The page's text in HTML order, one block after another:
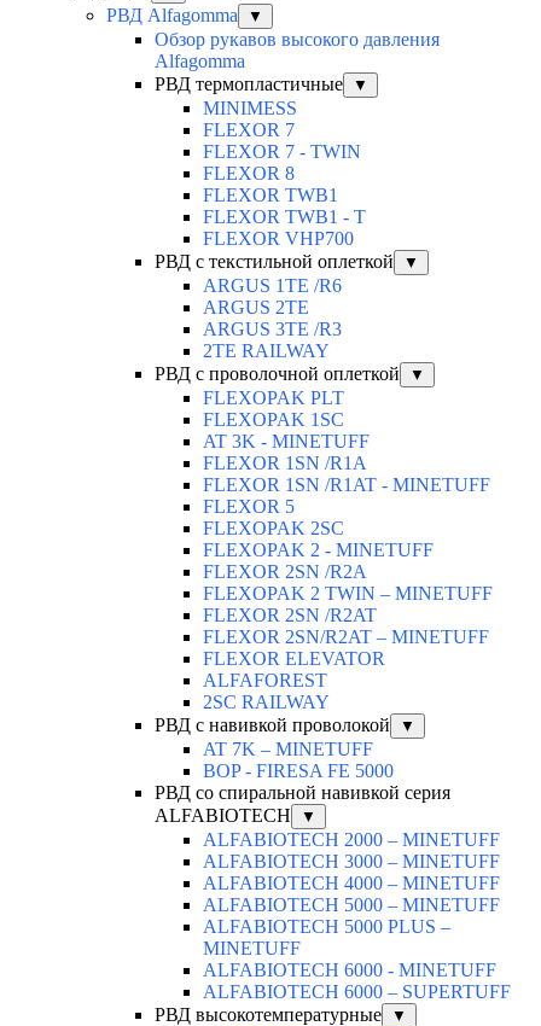
РВД Alfagomma ▼
Обзор рукавов высокого давления
Alfagomma
РВД термопластичные
▼
MINIMESS
FLEXOR 7
FLEXOR 7 - TWIN
FLEXOR 8
FLEXOR TWB1
FLEXOR TWB1 - T
FLEXOR VHP700
РВД с текстильной оплеткой
▼
ARGUS 1TE /R6
ARGUS 2TЕ
ARGUS 3TE /R3
2TE RAILWAY
РВД с проволочной оплеткой
▼
FLEXOPAK PLT
FLEXOPAK 1SС
AT 3K - MINETUFF
FLEXOR 1SN /R1A
FLEXOR 1SN /R1AT - MINETUFF
FLEXOR 5
FLEXOPAK 2SС
FLEXOPAK 2 - MINETUFF
FLEXOR 2SN /R2A
FLEXOPAK 2 TWIN – MINETUFF
FLEXOR 2SN /R2AT
FLEXOR 2SN/R2AT – MINETUFF
FLEXOR ELEVATOR
ALFAFOREST
2SC RAILWAY
РВД с навивкой проволокой
▼
AT 7K – MINETUFF
BOP - FIRESA FE 5000
РВД со спиральной навивкой серия
ALFABIOTECH
▼
ALFABIOTECH 2000 – MINETUFF
ALFABIOTECH 3000 – MINETUFF
ALFABIOTECH 4000 – MINETUFF
ALFABIOTECH 5000 – MINETUFF
ALFABIOTECH 5000 PLUS –
MINETUFF
ALFABIOTECH 6000 - MINETUFF
ALFABIOTECH 6000 – SUPERTUFF
РВД высокотемпературные
▼